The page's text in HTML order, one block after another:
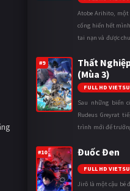
Atobe Arihito, một
cống hiến hết
tai nạn và được
thành một mạo
#9
Thất
(Mùa 3)
FULL HD
Sau những biến
Rudeus Greyrat
trình mới để
ngày càng khắc
#10 Đuốc Đen
FULL HD
Jirô là một cậu bé